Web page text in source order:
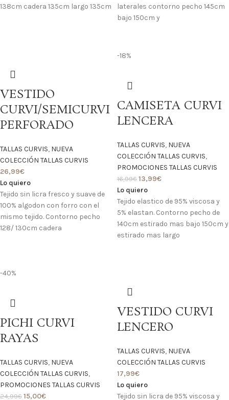
138cm cadera 135cm largo 135cm
laterales contorno pecho 145cm
bajo 150cm y
VESTIDO
CURVI/SEMICURVI
PERFORADO
TALLAS CURVIS, NUEVA
COLECCIÓN TALLAS CURVIS
26,99€
Lo quiero
Tejido sin licra fresco y suave de
100% algodon con forro con el
mismo tejido. Contorno pecho
128/ 130cm cadera
-18%
CAMISETA CURVI
LENCERA
TALLAS CURVIS, NUEVA
COLECCIÓN TALLAS CURVIS,
PROMOCIONES TALLAS CURVIS
16,99€ 13,99€
Lo quiero
Tejido elastico de 95% viscosa y
5% elastan. Contorno pecho de
140cm estirado mas bajo 150cm y
estirado mas largo
-40%
PICHI CURVI
RAYAS
TALLAS CURVIS, NUEVA
COLECCIÓN TALLAS CURVIS,
PROMOCIONES TALLAS CURVIS
24,99€ 15,00€
VESTIDO CURVI
LENCERO
TALLAS CURVIS, NUEVA
COLECCIÓN TALLAS CURVIS
17,99€
Lo quiero
Tejido sin licra de 95% viscosa y